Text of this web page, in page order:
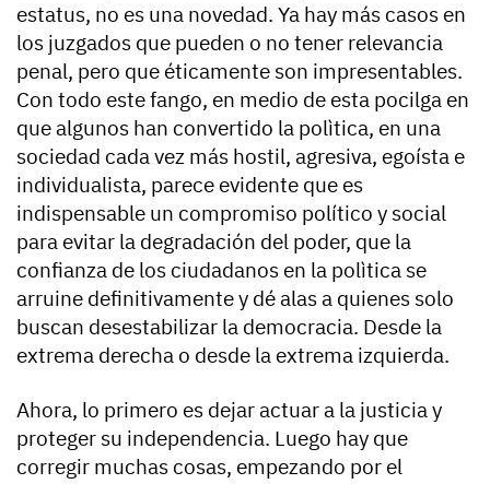
estatus, no es una novedad. Ya hay más casos en
los juzgados que pueden o no tener relevancia
penal, pero que éticamente son impresentables.
Con todo este fango, en medio de esta pocilga en
que algunos han convertido la polìtica, en una
sociedad cada vez más hostil, agresiva, egoísta e
individualista, parece evidente que es
indispensable un compromiso político y social
para evitar la degradación del poder, que la
confianza de los ciudadanos en la polìtica se
arruine definitivamente y dé alas a quienes solo
buscan desestabilizar la democracia. Desde la
extrema derecha o desde la extrema izquierda.
Ahora, lo primero es dejar actuar a la justicia y
proteger su independencia. Luego hay que
corregir muchas cosas, empezando por el